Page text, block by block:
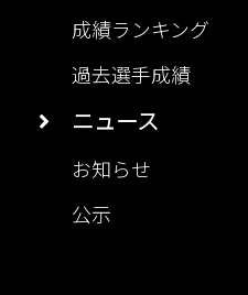
成績ランキング
過去選手成績
ニュース
お知らせ
公示